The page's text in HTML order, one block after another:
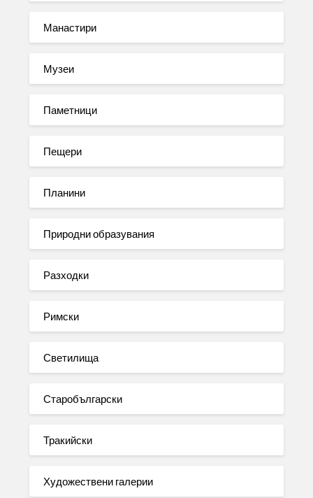
Манастири
Музеи
Паметници
Пещери
Планини
Природни образувания
Разходки
Римски
Светилища
Старобългарски
Тракийски
Художествени галерии